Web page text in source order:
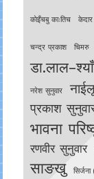
काेइँचबु काःतिच
चन्द्र प्रकाश चिमरु
नरेश सुनुवार
प्रकाश
भावना
रणवीर सुनुवार
साङखु